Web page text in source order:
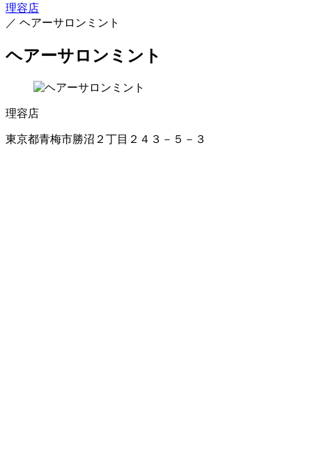
理容店
／ ヘアーサロンミント
ヘアーサロンミント
理容店
東京都青梅市勝沼２丁目２４３－５－３